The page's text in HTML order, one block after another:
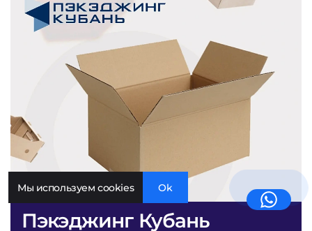
Пэкэджинг Кубань
Мы используем cookies Ok